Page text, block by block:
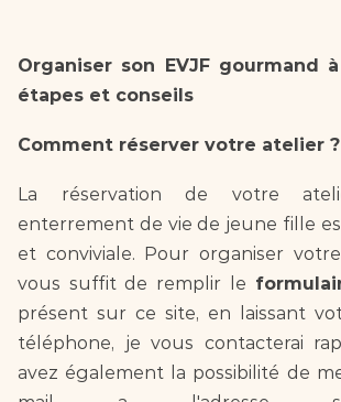
Organiser son EVJF gourmand
étapes et conseils
Comment réserver votre atelier ?
La réservation de votre
enterrement de vie de jeune fille
et conviviale. Pour organiser
vous suffit de remplir le
présent sur ce site, en laissant
téléphone, je vous contacterai
avez également la possibilité de